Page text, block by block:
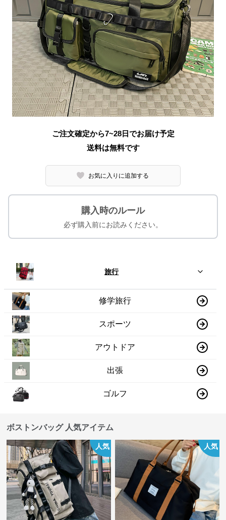
ご注文確定から7~28日でお届け予定
送料は無料です
お気に入りに追加する
購入時のルール
必ず購入前にお読みください。
旅行
修学旅行
スポーツ
アウトドア
出張
ゴルフ
ボストンバッグ 人気アイテム
人気 人気